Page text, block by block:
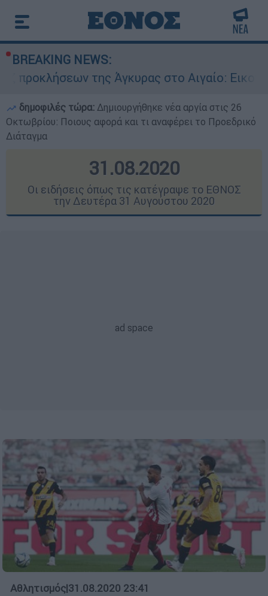
BREAKING NEWS:
της Άγκυρας στο Αιγαίο: Εικονική
δημοφιλές τώρα: Δημιουργήθηκε νέα αργία στις 26
Οκτωβρίου: Ποιους αφορά και τι αναφέρει το Προεδρικό
Διάταγμα
31.08.2020
Οι ειδήσεις όπως τις κατέγραψε το ΕΘΝΟΣ
την Δευτέρα 31 Αυγούστου 2020
Αθλητισμός|31.08.2020 23:41